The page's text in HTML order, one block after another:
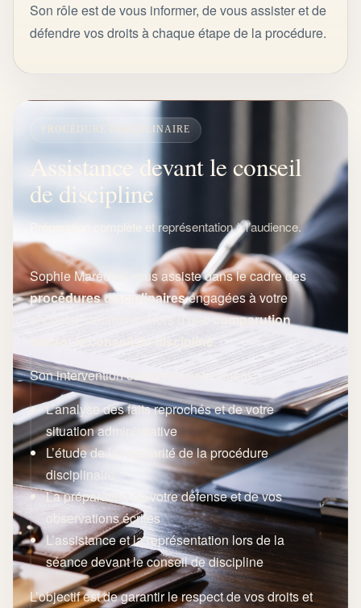
Son rôle est de vous informer, de vous assister et de
défendre vos droits à chaque étape de la procédure.
PROCÉDURE DISCIPLINAIRE
Assistance devant le conseil
de discipline
Préparation complète et représentation à l’audience.
Sophie Maréchal vous assiste dans le cadre des
procédures disciplinairesengagées à votre
encontre, notamment lors d’unecomparution
devant le conseil de discipline
Son intervention comprend notamment :
L’analyse des faits reprochés et de votre
situation administrative
L’étude de la régularité de la procédure
disciplinaire
La préparation de votre défense et de vos
observations écrites
L’assistance et la représentation lors de la
séance devant le conseil de discipline
L’objectif est de garantir le respect de vos droits et